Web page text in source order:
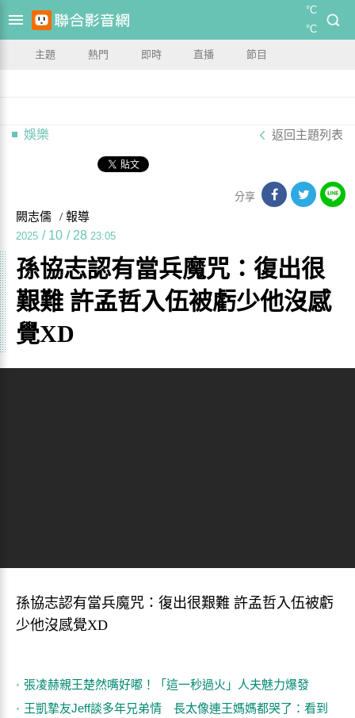
°C
°C
主題 熱門 即時 直播 節目
娛樂 返回主題列表
分享
闕志儒 / 報導
2025 / 10 / 28 23:05
孫協志認有當兵魔咒：復出很
艱難 許孟哲入伍被虧少他沒感
覺XD
孫協志認有當兵魔咒：復出很艱難 許孟哲入伍被虧
少他沒感覺XD
張凌赫親王楚然嘴好嘟！「這一秒過火」人夫魅力爆發
王凱摯友Jeff談多年兄弟情 長太像連王媽媽都哭了：看到